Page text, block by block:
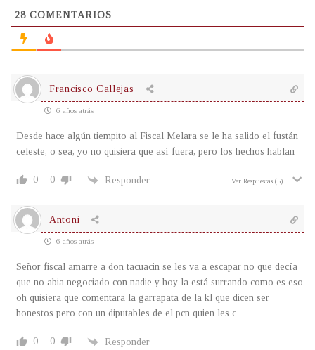
28 COMENTARIOS
Francisco Callejas
6 años atrás
Desde hace algún tiempito al Fiscal Melara se le ha salido el fustán
celeste, o sea, yo no quisiera que así fuera, pero los hechos hablan
0 0 Responder Ver Respuestas (5)
Antoni
6 años atrás
Señor fiscal amarre a don tacuacin se les va a escapar no que decía
que no abia negociado con nadie y hoy la está surrando como es eso
oh quisiera que comentara la garrapata de la kl que dicen ser
honestos pero con un diputables de el pcn quien les c
0 0 Responder